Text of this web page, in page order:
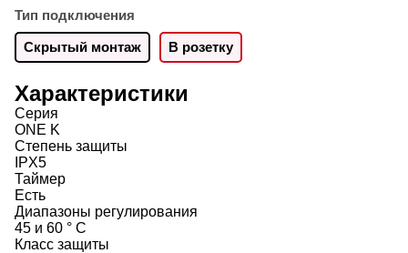
Тип подключения
Скрытый монтаж В розетку
Характеристики
Серия
ONE K
Степень защиты
IPX5
Таймер
Есть
Диапазоны регулирования
45 и 60 ° C
Класс защиты